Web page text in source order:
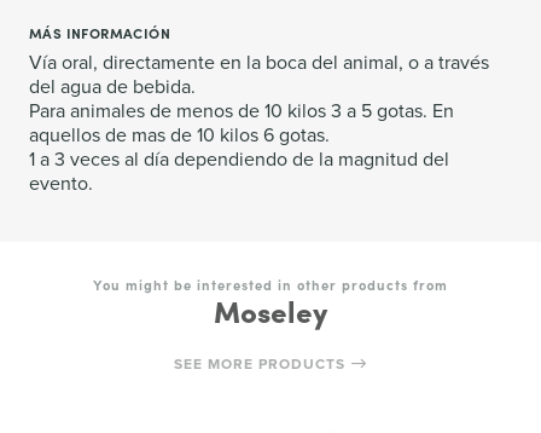
MÁS INFORMACIÓN
Vía oral, directamente en la boca del animal, o a través
del agua de bebida.
Para animales de menos de 10 kilos 3 a 5 gotas. En
aquellos de mas de 10 kilos 6 gotas.
1 a 3 veces al día dependiendo de la magnitud del
evento.
You might be interested in other products from
Moseley
SEE MORE PRODUCTS